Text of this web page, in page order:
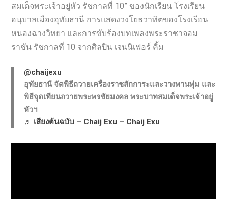
สมเด็จพระเจ้าอยู่หัว รัชกาลที่ 10” ของนักเรียน โรงเรียน
อนุบาลเมืองอุทัยธานี การแสดงวงโยธวาทิตของโรงเรียน
หนองฉางวิทยา และการขับร้องบทเพลงพระราชาจอม
ราชัน รัชกาลที่ 10 จากศิลปิน เจนนิเฟอร์ คิ้ม
@chaijexu
อุทัยธานี จัดพิธีถวายเครื่องราชสักการะและวางพานพุ่ม และ
พิธีจุดเทียนถวายพระพรชัยมงคล พระบาทสมเด็จพระเจ้าอยู่
หัวฯ
♬ เสียงต้นฉบับ – Chaij Exu – Chaij Exu